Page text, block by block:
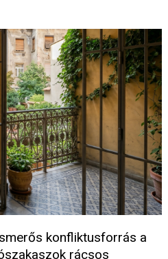
konfliktusforrás a
rácsos